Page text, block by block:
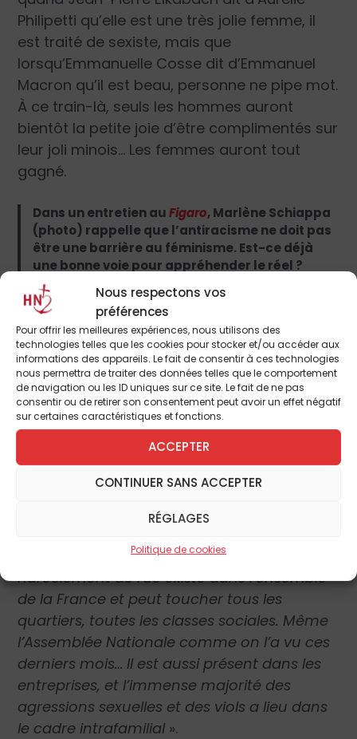
Nous respectons vos
préférences
Pour offrir les meilleures expériences, nous utilisons des
technologies telles que les cookies pour stocker et/ou accéder aux
informations des appareils. Le fait de consentir à ces technologies
nous permettra de traiter des données telles que le comportement
de navigation ou les ID uniques sur ce site. Le fait de ne pas
consentir ou de retirer son consentement peut avoir un effet négatif
sur certaines caractéristiques et fonctions.
ACCEPTER
CONTINUER SANS ACCEPTER
RÉGLAGES
Politique de cookies
Philipetti qu’elle est une très jolie femme, il
est traité de sexiste, mais que
lorsqu’Emmanuelle Cosse dit d’Emmanuel
Macron qu’il est beau, personne ne pipe mot.
À ce train-là, seuls les hommes auront
bientôt la petite joie d’être complimentés sur
leur joli minois… Les femmes auront tout
gagné.
Dans un entretien auFigaro, Marlène Schiappa
(photo) rappelle que l’antiracisme ne doit pas
être une barrière au féminisme. Est-ce déjà
une bonne voie pour appréhender le réel ?
C’est vrai, on pourrait dire que c’est un
début. Elle répète les propos d’Élisabeth
Badinter après les viols de Cologne.
Élisabeth Badinter est la seule féministe, à
ma connaissance, à avoir eu ces paroles
courageuses. Sauf qu’Élisabeth Badinter en
était restée là, point à la ligne. Quand
Marlène Schiappa a poursuivi sa phrase par
un inventaire à la Prévert de toutes les
Mais il ne faut pas oublier que le
harcèlement de rue existe dans l’ensemble
de la France et peut toucher tous les
quartiers, toutes les classes sociales. Même
l’Assemblée Nationale comme on l’a vu ces
derniers mois… Il est aussi présent dans les
entreprises, et l’immense majorité des
agressions sexuelles et des viols a lieu dans
le cadre intrafamilial ».